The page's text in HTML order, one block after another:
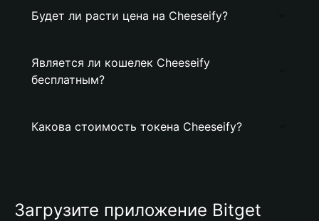
Будет ли расти цена на Cheeseify?
Является ли кошелек Cheeseify
бесплатным?
Какова стоимость токена Cheeseify?
Загрузите приложение Bitget